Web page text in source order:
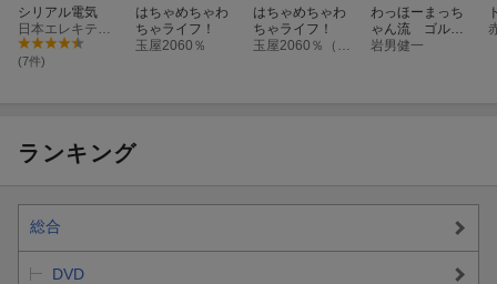
シリアル電気
(7件)
はちゃめちゃわ
ちゃライフ！
玉屋2060％
はちゃめちゃわ
ちゃライフ！
わっほーまっち
ゃん流 ゴルフ
の基礎とトラブ
岩男健一
ランキング
総合
DVD